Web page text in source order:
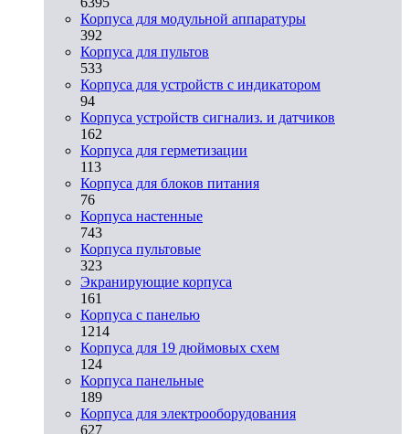
Корпуса для модульной аппаратуры
392
Корпуса для пультов
533
Корпуса для устройств с индикатором
94
Корпуса устройств сигнализ. и датчиков
162
Корпуса для герметизации
113
Корпуса для блоков питания
76
Корпуса настенные
743
Корпуса пультовые
323
Экранирующие корпуса
161
Корпуса с панелью
1214
Корпуса для 19 дюймовых схем
124
Корпуса панельные
189
Корпуса для электрооборудования
627